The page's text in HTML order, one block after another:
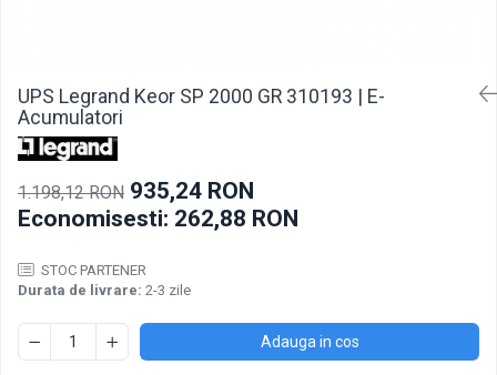
Sisteme prindere panouri
fotovoltaice
Accesorii
Invertoare
Invertoare Hibrid
Invertoare On-grid
Invertoare Off-grid
Controlere solare
MPPT
UPS Legrand Keor SP 2000 GR 310193 | E-
Acumulatori
1.198,12 RON 935,24 RON
Economisesti: 262,88 RON
STOC PARTENER
Durata de livrare: 2-3 zile
Adauga in cos